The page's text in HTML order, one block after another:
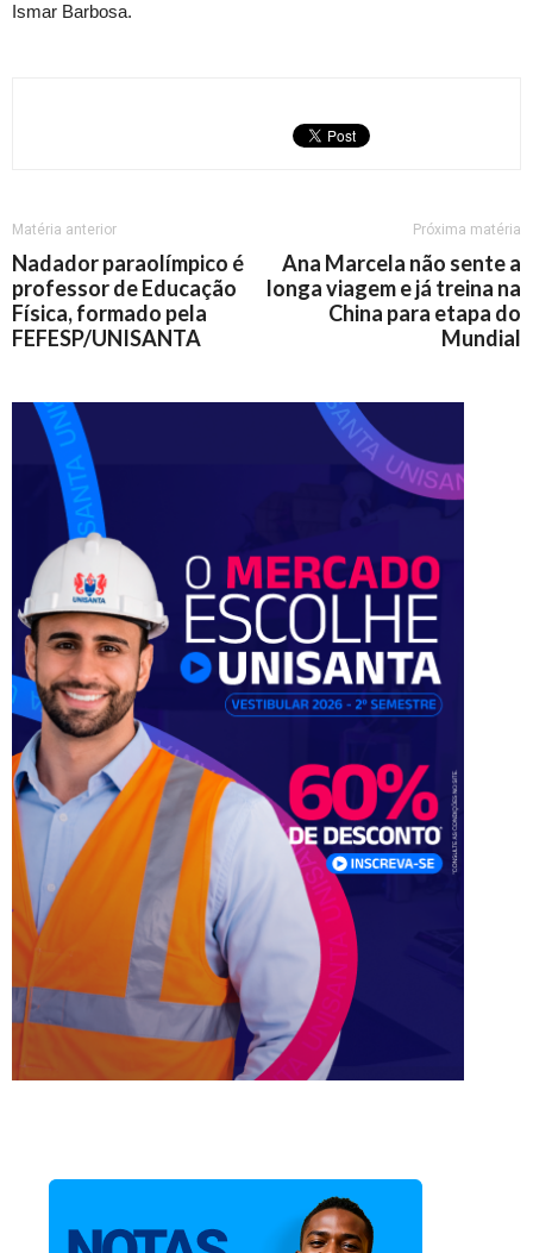
Ismar Barbosa.
Matéria anterior
Nadador paraolímpico é
professor de Educação
Física, formado pela
FEFESP/UNISANTA
Próxima matéria
Ana Marcela não sente a
longa viagem e já treina na
China para etapa do
Mundial